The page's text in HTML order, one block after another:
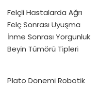
Felçli Hastalarda Ağrı
Felç Sonrası Uyuşma
İnme Sonrası Yorgunluk
Beyin Tümörü Tipleri
Plato Dönemi Robotik